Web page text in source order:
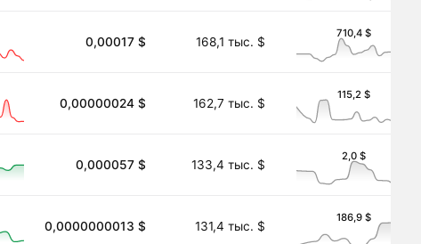
0,00017 $ 168,1 тыс. $
710,4 $
0,00000024 $ 162,7 тыс. $
115,2 $
0,000057 $ 133,4 тыс. $
2,0 $
0,0000000013 $ 131,4 тыс. $
186,9 $